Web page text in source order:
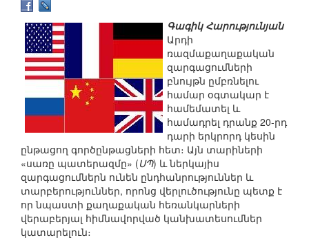
Գագիկ Հարությունյան
Արդի
ռազմաքաղաքական
զարգացումների
բնույթն ըմբռնելու
համար օգտակար է
համեմատել և
համադրել դրանք 20-րդ
դարի երկրորդ կեսին
ընթացող գործընթացների հետ։ Այն տարիների
«սառը պատերազմը» (ՍՊ) և ներկայիս
զարգացումներն ունեն ընդհանրություններ և
տարբերություններ, որոնց վերլուծությունը պետք է
որ նպաստի քաղաքական հեռանկարների
վերաբերյալ հիմնավորված կանխատեսումներ
կատարելուն։